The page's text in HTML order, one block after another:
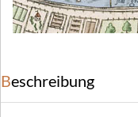
Beschreibung